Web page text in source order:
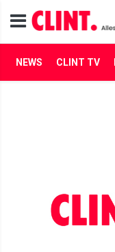
NEWS CLINT TV